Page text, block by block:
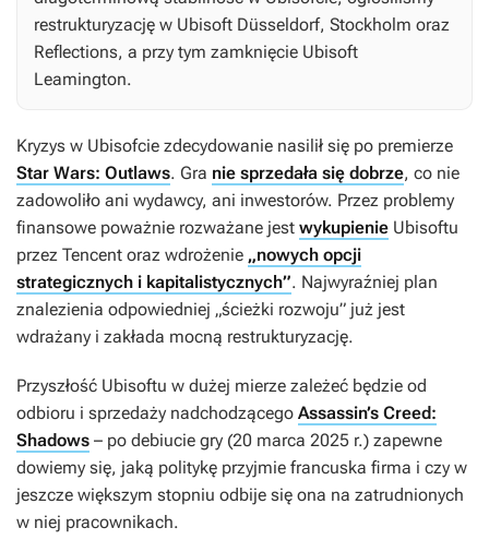
restrukturyzację w Ubisoft Düsseldorf, Stockholm oraz
Reflections, a przy tym zamknięcie Ubisoft
Leamington.
Kryzys w Ubisofcie zdecydowanie nasilił się po premierze
Star Wars: Outlaws. Gra nie sprzedała się dobrze, co nie
zadowoliło ani wydawcy, ani inwestorów. Przez problemy
finansowe poważnie rozważane jest wykupienie Ubisoftu
przez Tencent oraz wdrożenie „nowych opcji
strategicznych i kapitalistycznych”. Najwyraźniej plan
znalezienia odpowiedniej „ścieżki rozwoju” już jest
wdrażany i zakłada mocną restrukturyzację.
Przyszłość Ubisoftu w dużej mierze zależeć będzie od
odbioru i sprzedaży nadchodzącego Assassin’s Creed:
Shadows – po debiucie gry (20 marca 2025 r.) zapewne
dowiemy się, jaką politykę przyjmie francuska firma i czy w
jeszcze większym stopniu odbije się ona na zatrudnionych
w niej pracownikach.